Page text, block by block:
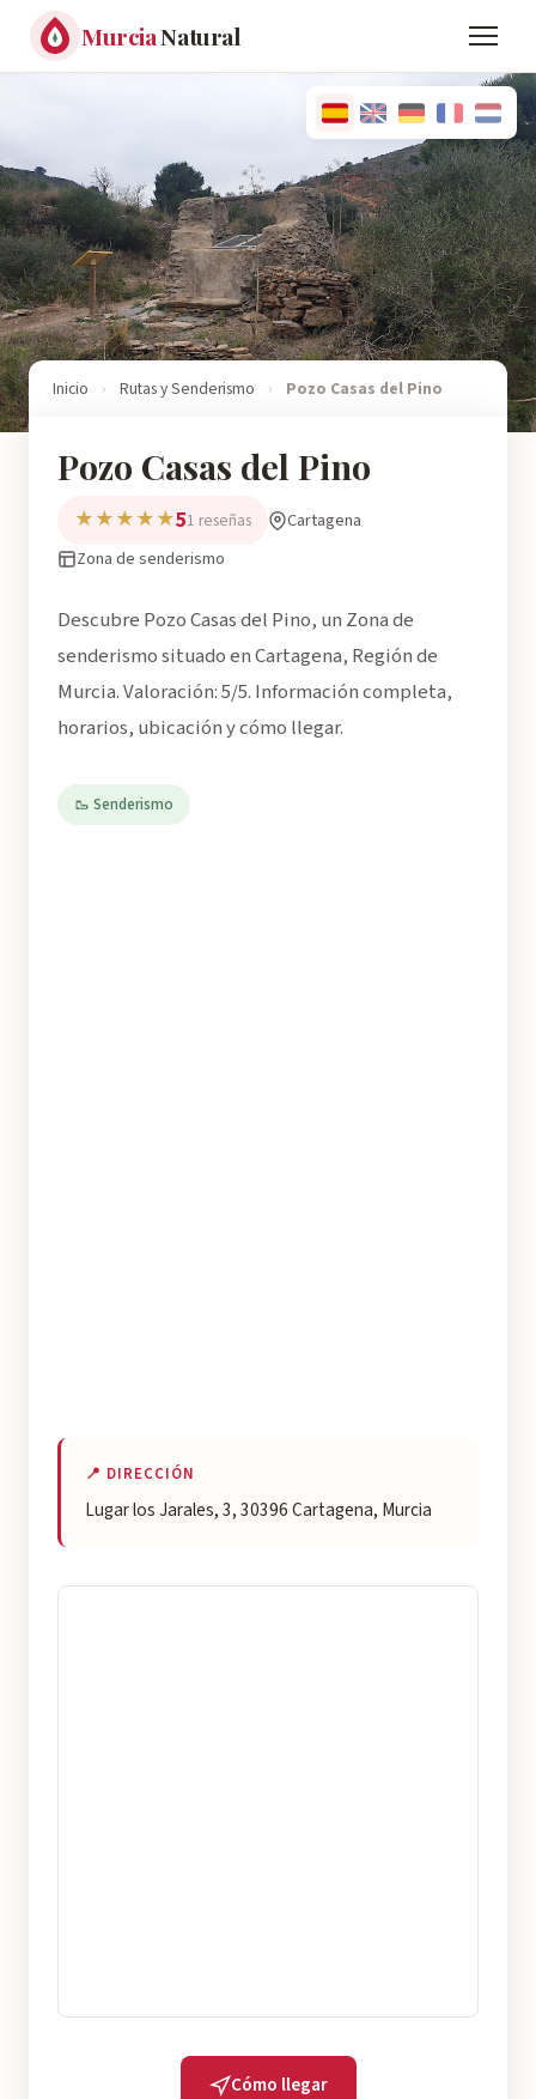
MurciaNatural
Inicio › Rutas y Senderismo › Pozo Casas del Pino
Pozo Casas del Pino
★★★★★51 reseñas
Cartagena
Zona de senderismo
Descubre Pozo Casas del Pino, un Zona de
senderismo situado en Cartagena, Región de
Murcia. Valoración: 5/5. Información completa,
horarios, ubicación y cómo llegar.
🥾 Senderismo
📍 DIRECCIÓN
Lugar los Jarales, 3, 30396 Cartagena, Murcia
Cómo llegar